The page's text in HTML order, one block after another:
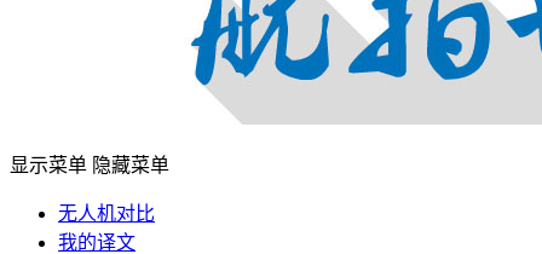
显示菜单 隐藏菜单
无人机对比
我的译文